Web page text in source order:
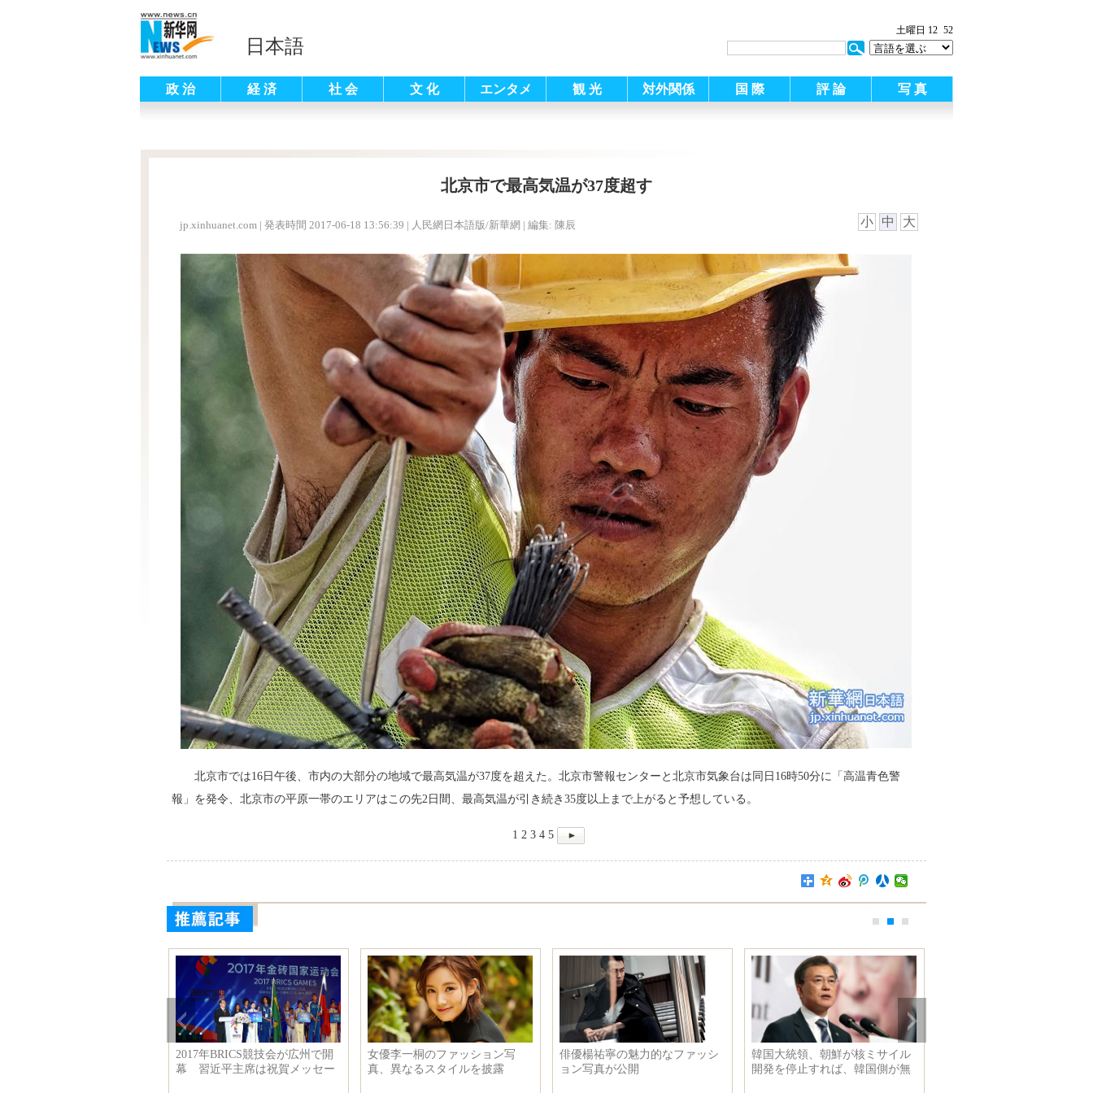
日本語
土曜日 12 52
政 治 経 済 社 会 文 化 エンタメ 観 光 対外関係 国 際 評 論 写 真
北京市で最高気温が37度超す
jp.xinhuanet.com | 発表時間 2017-06-18 13:56:39 | 人民網日本語版/新華網 | 編集: 陳辰 小 中 大
北京市では16日午後、市内の大部分の地域で最高気温が37度を超えた。北京市警報センターと北京市気象台は同日16時50分に「高温青色警
報」を発令、北京市の平原一帯のエリアはこの先2日間、最高気温が引き続き35度以上まで上がると予想している。
1 2 3 4 5
2017年BRICS競技会が広州で開
幕 習近平主席は祝賀メッセー
女優李一桐のファッション写
真、異なるスタイルを披露
俳優楊祐寧の魅力的なファッシ
ョン写真が公開
韓国大統領、朝鮮が核ミサイル
開発を停止すれば、韓国側が無
「データを読む」中国経済の新
しい活力